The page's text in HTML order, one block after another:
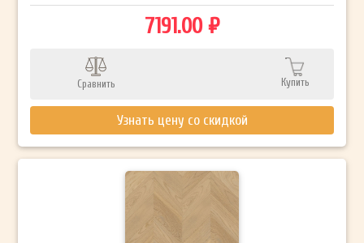
7191.00 ₽
Сравнить Купить
Узнать цену со скидкой